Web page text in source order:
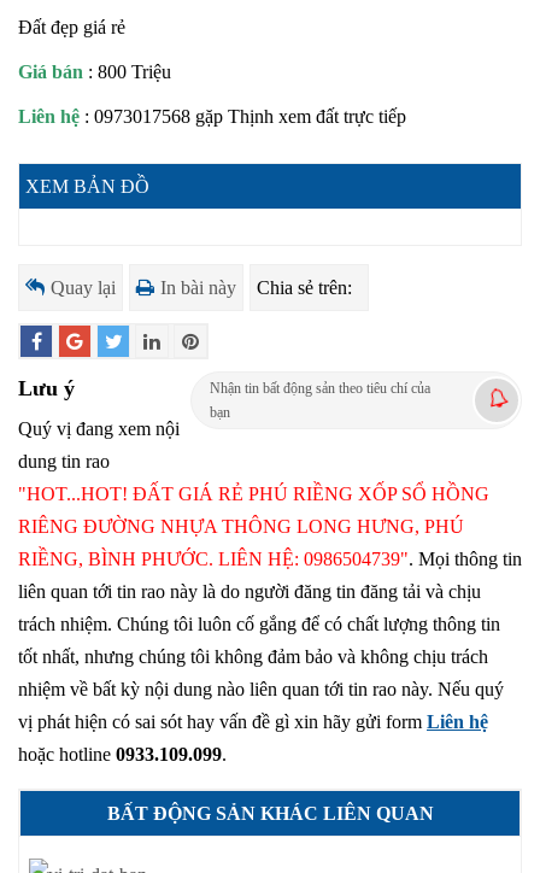
Đất đẹp giá rẻ
Giá bán : 800 Triệu
Liên hệ : 0973017568 gặp Thịnh xem đất trực tiếp
XEM BẢN ĐỒ
Quay lại In bài này Chia sẻ trên:
Nhận tin bất động sản theo tiêu chí của
bạn
Lưu ý
Quý vị đang xem nội
dung tin rao
"HOT...HOT! ĐẤT GIÁ RẺ PHÚ RIỀNG XỐP SỔ HỒNG
RIÊNG ĐƯỜNG NHỰA THÔNG LONG HƯNG, PHÚ
RIỀNG, BÌNH PHƯỚC. LIÊN HỆ: 0986504739". Mọi thông tin
liên quan tới tin rao này là do người đăng tin đăng tải và chịu
trách nhiệm. Chúng tôi luôn cố gắng để có chất lượng thông tin
tốt nhất, nhưng chúng tôi không đảm bảo và không chịu trách
nhiệm về bất kỳ nội dung nào liên quan tới tin rao này. Nếu quý
vị phát hiện có sai sót hay vấn đề gì xin hãy gửi form Liên hệ
hoặc hotline 0933.109.099.
BẤT ĐỘNG SẢN KHÁC LIÊN QUAN